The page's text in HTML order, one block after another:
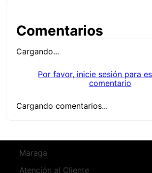
Comentarios
Cargando...
Por favor, inicie sesión para
comentario
Cargando comentarios...
Maraga
¿Quienes Somos?
Atención al Cliente